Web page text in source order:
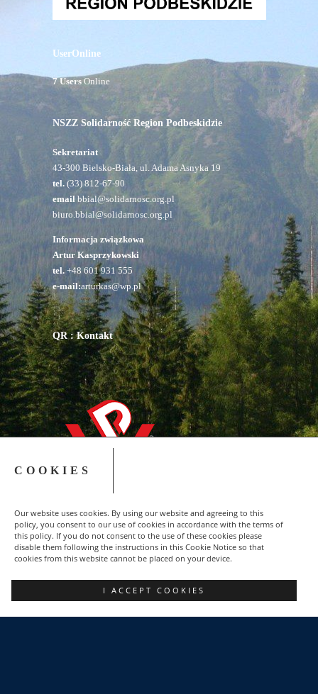
COOKIES
Our website uses cookies. By using our website and agreeing to this
policy, you consent to our use of cookies in accordance with the terms of
this policy. If you do not consent to the use of these cookies please
disable them following the instructions in this Cookie Notice so that
cookies from this website cannot be placed on your device.
I ACCEPT COOKIES
UserOnline
7 UsersOnline
NSZZ Solidarność Region Podbeskidzie
Sekretariat
43-300 Bielsko-Biała, ul. Adama Asnyka 19
tel.(33) 812-67-90
email bbial@solidarnosc.org.pl
biuro.bbial@solidarnosc.org.pl
Informacja związkowa
Artur Kasprzykowski
tel.+48 601 931 555
e-mail:arturkas@wp.pl
QR : Kontakt
Copyright © 2015-2023 NSZZ Solidarność - Region
Podbeskidzie